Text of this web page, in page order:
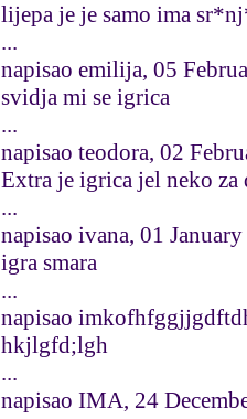
lijepa je je samo ima
...
napisao emilija, 05
svidja mi se igrica
...
napisao teodora, 02
Extra je igrica jel neko za
...
napisao ivana, 01
igra smara
...
napisao
hkjlgfd;lgh
...
napisao IMA, 24